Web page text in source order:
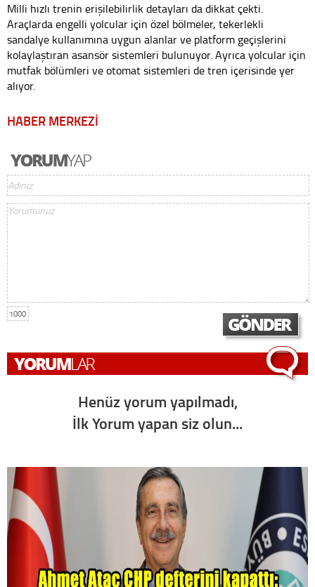
Milli hızlı trenin erişilebilirlik detayları da dikkat çekti.
Araçlarda engelli yolcular için özel bölmeler, tekerlekli
sandalye kullanımına uygun alanlar ve platform geçişlerini
kolaylaştıran asansör sistemleri bulunuyor. Ayrıca yolcular için
mutfak bölümleri ve otomat sistemleri de tren içerisinde yer
alıyor.
HABER MERKEZİ
1000
Henüz yorum yapılmadı,
İlk Yorum yapan siz olun...